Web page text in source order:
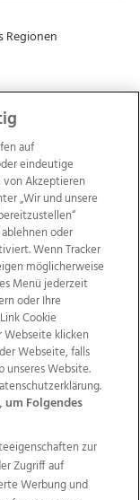
Jobs
Anzeigekunden
Werbung
Wimmer
Ischler Woche
auf
eindeutige
von Akzeptieren
„Wir und unsere
oder
Wenn Tracker
möglicherweise
Menü jederzeit
oder Ihre
Cookie
Webseite klicken
Webseite, falls
Website.
um Folgendes
zur
Zugriff auf
Werbung und